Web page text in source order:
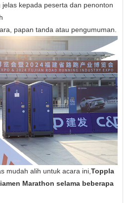
kepada peserta dan penonton
papan tanda atau pengumuman.
mudah alih untuk acara ini, Toppla
Marathon selama beberapa